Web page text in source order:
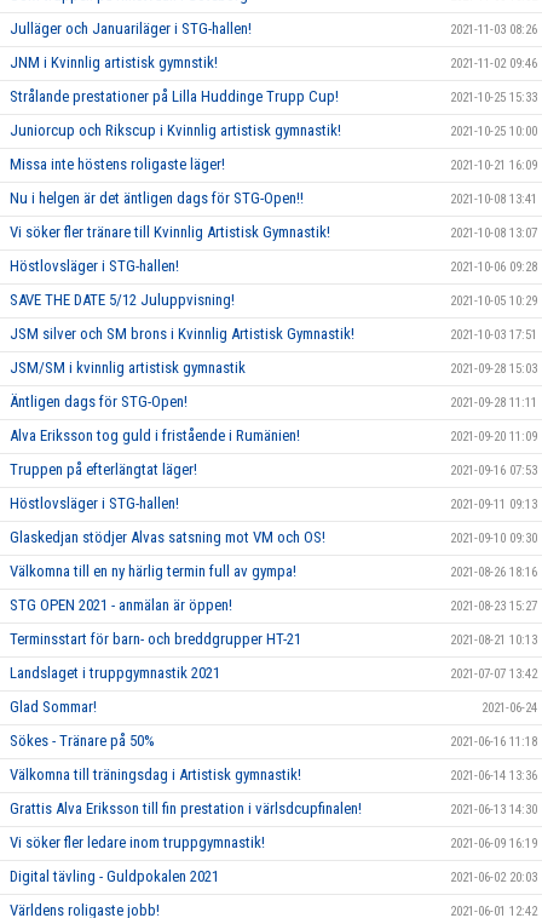
Julläger och Januariläger i STG-hallen! 2021-11-03 08:26
JNM i Kvinnlig artistisk gymnstik! 2021-11-02 09:46
Strålande prestationer på Lilla Huddinge Trupp Cup! 2021-10-25 15:33
Juniorcup och Rikscup i Kvinnlig artistisk gymnastik! 2021-10-25 10:00
Missa inte höstens roligaste läger! 2021-10-21 16:09
Nu i helgen är det äntligen dags för STG-Open!! 2021-10-08 13:41
Vi söker fler tränare till Kvinnlig Artistisk Gymnastik! 2021-10-08 13:07
Höstlovsläger i STG-hallen! 2021-10-06 09:28
SAVE THE DATE 5/12 Juluppvisning! 2021-10-05 10:29
JSM silver och SM brons i Kvinnlig Artistisk Gymnastik! 2021-10-03 17:51
JSM/SM i kvinnlig artistisk gymnastik 2021-09-28 15:03
Äntligen dags för STG-Open! 2021-09-28 11:11
Alva Eriksson tog guld i fristående i Rumänien! 2021-09-20 11:09
Truppen på efterlängtat läger! 2021-09-16 07:53
Höstlovsläger i STG-hallen! 2021-09-11 09:13
Glaskedjan stödjer Alvas satsning mot VM och OS! 2021-09-10 09:30
Välkomna till en ny härlig termin full av gympa! 2021-08-26 18:16
STG OPEN 2021 - anmälan är öppen! 2021-08-23 15:27
Terminsstart för barn- och breddgrupper HT-21 2021-08-21 10:13
Landslaget i truppgymnastik 2021 2021-07-07 13:42
Glad Sommar! 2021-06-24
Sökes - Tränare på 50% 2021-06-16 11:18
Välkomna till träningsdag i Artistisk gymnastik! 2021-06-14 13:36
Grattis Alva Eriksson till fin prestation i värlsdcupfinalen! 2021-06-13 14:30
Vi söker fler ledare inom truppgymnastik! 2021-06-09 16:19
Digital tävling - Guldpokalen 2021 2021-06-02 20:03
Världens roligaste jobb! 2021-06-01 12:42